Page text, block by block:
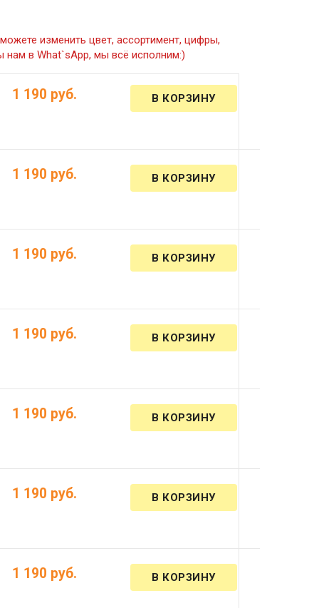
изменить цвет, ассортимент, цифры,
в What`sApp, мы всё исполним:)
1 190 руб.
1 190 руб.
1 190 руб.
1 190 руб.
1 190 руб.
1 190 руб.
1 190 руб.